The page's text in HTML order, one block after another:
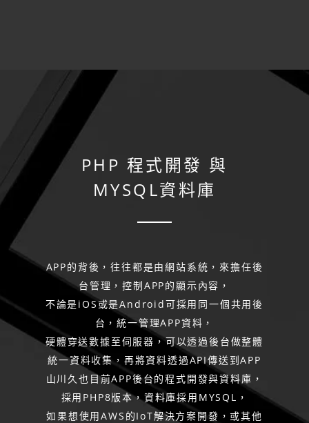
PHP 程式開發 與
MYSQL資料庫
APP的背後，往往都是由網站系統，來擔任後
台管理，控制APP的顯示內容，
不論是iOS或是Android可採用同一個共用後
台，統一管理APP資料，
硬體穿送數據至伺服器，可以透過後台做整體
統一資料收集，再將資料透過API傳送到APP
山川久也目前APP後台的程式開發與資料庫，
採用PHP8版本，資料庫採用MYSQL，
如果想使用AWS的IoT解決方案開發，或其他